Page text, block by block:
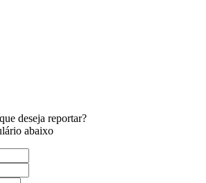
deseja reportar?
abaixo